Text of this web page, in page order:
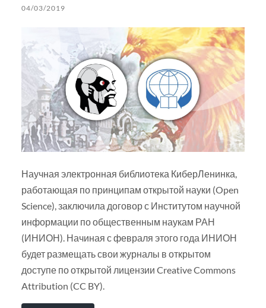
04/03/2019
Научная электронная библиотека КиберЛенинка,
работающая по принципам открытой науки (Open
Science), заключила договор с Институтом научной
информации по общественным наукам РАН
(ИНИОН). Начиная с февраля этого года ИНИОН
будет размещать свои журналы в открытом
доступе по открытой лицензии Creative Commons
Attribution (CC BY).